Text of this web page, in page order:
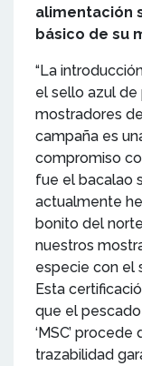
alimentación
básico de su
“La
el sello azul de
mostradores
campaña es
compromiso
fue el bacalao
actualmente
bonito del
nuestros
especie con el
Esta
que el
‘MSC’
trazabilidad